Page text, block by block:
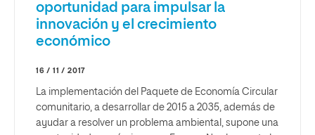
oportunidad para impulsar la
innovación y el crecimiento
económico
16 / 11 / 2017
La implementación del Paquete de Economía Circular
comunitario, a desarrollar de 2015 a 2035, además de
ayudar a resolver un problema ambiental, supone una